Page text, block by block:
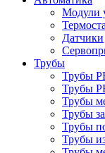
Модули
Датчики
Трубы
Трубы
Трубы
Трубы
Трубы
Трубы
Трубы